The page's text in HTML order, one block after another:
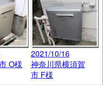
O様
2021/10/16
神奈川県横須賀
市 F様